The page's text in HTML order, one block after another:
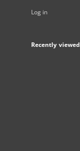
Log in
Recently viewed